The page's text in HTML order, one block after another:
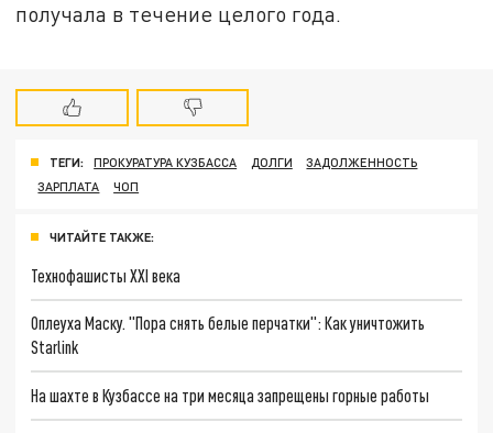
получала в течение целого года.
ТЕГИ: ПРОКУРАТУРА КУЗБАССА ДОЛГИ
ЗАДОЛЖЕННОСТЬ
ЗАРПЛАТА
ЧОП
ЧИТАЙТЕ ТАКЖЕ:
Технофашисты XXI века
Оплеуха Маску. "Пора снять белые перчатки": Как уничтожить
Starlink
На шахте в Кузбассе на три месяца запрещены горные работы